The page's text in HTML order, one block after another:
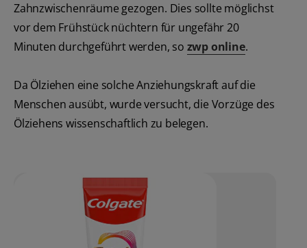
Zahnzwischenräume gezogen. Dies sollte möglichst
vor dem Frühstück nüchtern für ungefähr 20
Minuten durchgeführt werden, so zwp online.
Da Ölziehen eine solche Anziehungskraft auf die
Menschen ausübt, wurde versucht, die Vorzüge des
Ölziehens wissenschaftlich zu belegen.